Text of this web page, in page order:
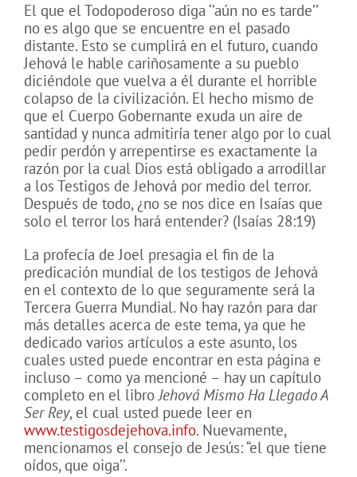
El que el Todopoderoso diga ‘’aún no es tarde’’
no es algo que se encuentre en el pasado
distante. Esto se cumplirá en el futuro, cuando
Jehová le hable cariñosamente a su pueblo
diciéndole que vuelva a él durante el horrible
colapso de la civilización. El hecho mismo de
que el Cuerpo Gobernante exuda un aire de
santidad y nunca admitiría tener algo por lo cual
pedir perdón y arrepentirse es exactamente la
razón por la cual Dios está obligado a arrodillar
a los Testigos de Jehová por medio del terror.
Después de todo, ¿no se nos dice en Isaías que
solo el terror los hará entender? (Isaías 28:19)
La profecía de Joel presagia el fin de la
predicación mundial de los testigos de Jehová
en el contexto de lo que seguramente será la
Tercera Guerra Mundial. No hay razón para dar
más detalles acerca de este tema, ya que he
dedicado varios artículos a este asunto, los
cuales usted puede encontrar en esta página e
incluso – como ya mencioné – hay un capítulo
completo en el libroJehová Mismo Ha Llegado A
Ser Rey, el cual usted puede leer en
www.testigosdejehova.info. Nuevamente,
mencionamos el consejo de Jesús: “el que tiene
oídos, que oiga’’.